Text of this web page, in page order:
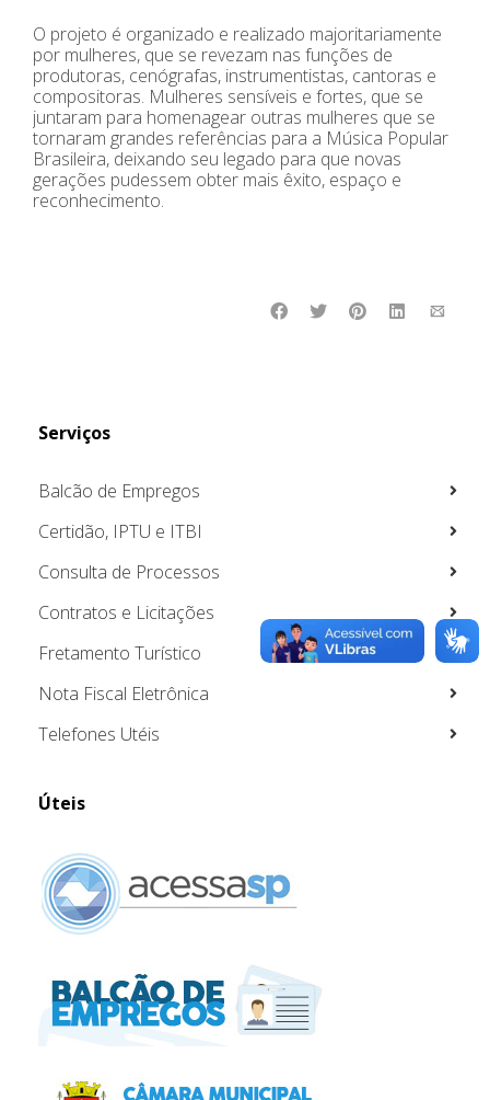
O projeto é organizado e realizado majoritariamente
por mulheres, que se revezam nas funções de
produtoras, cenógrafas, instrumentistas, cantoras e
compositoras. Mulheres sensíveis e fortes, que se
juntaram para homenagear outras mulheres que se
tornaram grandes referências para a Música Popular
Brasileira, deixando seu legado para que novas
gerações pudessem obter mais êxito, espaço e
reconhecimento.
Serviços
Balcão de Empregos
Certidão, IPTU e ITBI
Consulta de Processos
Contratos e Licitações
Fretamento Turístico
Nota Fiscal Eletrônica
Telefones Utéis
Úteis